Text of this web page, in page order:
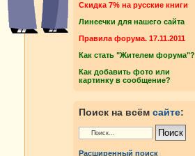
Cкидка 7% на русские книги
Линеечки для нашего сайта
Правила форума. 17.11.2011
Как стать "Жителем форума"?
Как добавить фото или
картинку в сообщение?
Поиск на всём сайте:
Расширенный поиск